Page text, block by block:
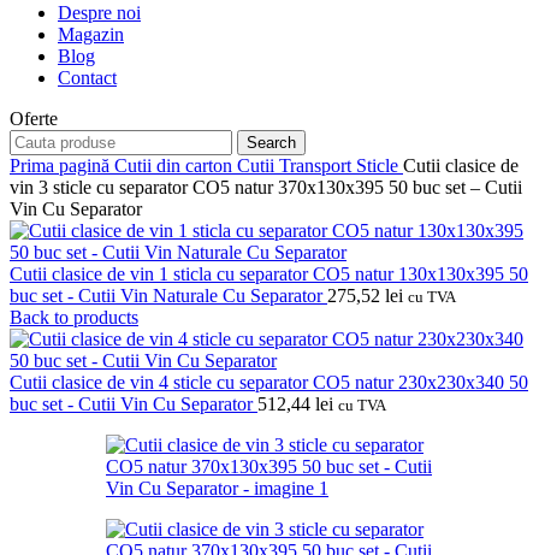
Despre noi
Magazin
Blog
Contact
Oferte
Search
Prima pagină Cutii din carton Cutii Transport Sticle Cutii clasice de
vin 3 sticle cu separator CO5 natur 370x130x395 50 buc set – Cutii
Vin Cu Separator
Cutii clasice de vin 1 sticla cu separator CO5 natur 130x130x395 50
buc set - Cutii Vin Naturale Cu Separator 275,52 lei cu TVA
Back to products
Cutii clasice de vin 4 sticle cu separator CO5 natur 230x230x340 50
buc set - Cutii Vin Cu Separator 512,44 lei cu TVA